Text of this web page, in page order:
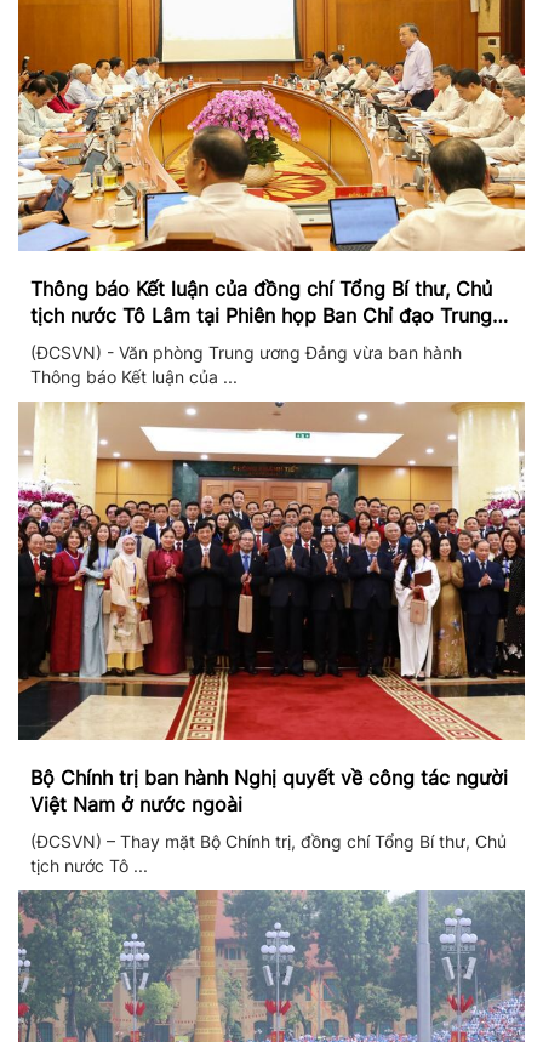
Thông báo Kết luận của đồng chí Tổng Bí thư, Chủ
tịch nước Tô Lâm tại Phiên họp Ban Chỉ đạo Trung
ương thực hiện Nghị quyết 57
(ĐCSVN) - Văn phòng Trung ương Đảng vừa ban hành
Thông báo Kết luận của ...
Bộ Chính trị ban hành Nghị quyết về công tác người
Việt Nam ở nước ngoài
(ĐCSVN) – Thay mặt Bộ Chính trị, đồng chí Tổng Bí thư, Chủ
tịch nước Tô ...